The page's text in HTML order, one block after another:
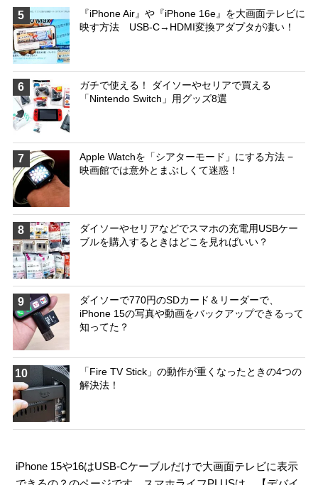
5
『iPhone Air』や『iPhone 16e』を大画面テレビに
映す方法 USB-C→HDMI変換アダプタが凄い！
6
ガチで使える！ ダイソーやセリアで買える
「Nintendo Switch」用グッズ8選
7
Apple Watchを「シアターモード」にする方法 −
映画館では意外とまぶしくて迷惑！
8
ダイソーやセリアなどでスマホの充電用USBケー
ブルを購入するときはどこを見ればいい？
9
ダイソーで770円のSDカード＆リーダーで、
iPhone 15の写真や動画をバックアップできるって
知ってた？
10
「Fire TV Stick」の動作が重くなったときの4つの
解決法！
iPhone 15や16はUSB-Cケーブルだけで大画面テレビに表示